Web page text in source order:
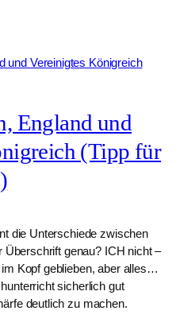
England und
(Tipp für
die Unterschiede zwischen
Überschrift genau? ICH nicht –
Kopf geblieben, aber alles…
sicherlich gut
deutlich zu machen.